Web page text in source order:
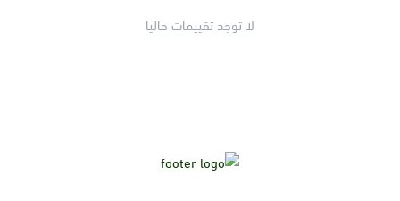
لا توجد تقييمات حاليا